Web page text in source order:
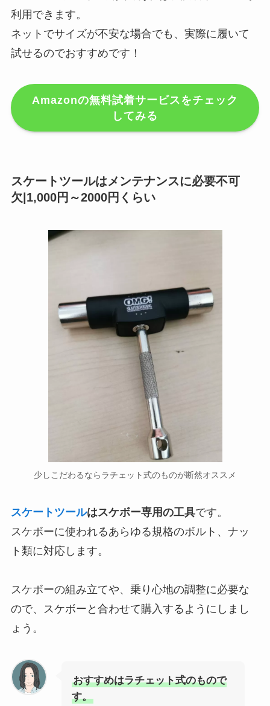
利用できます。
ネットでサイズが不安な場合でも、実際に履いて
試せるのでおすすめです！
Amazonの無料試着サービスをチェック
してみる
スケートツールはメンテナンスに必要不可
欠|1,000円～2000円くらい
少しこだわるならラチェット式のものが断然オススメ
スケートツールはスケボー専用の工具です。
スケボーに使われるあらゆる規格のボルト、ナッ
ト類に対応します。
スケボーの組み立てや、乗り心地の調整に必要な
ので、スケボーと合わせて購入するようにしまし
ょう。
おすすめはラチェット式のもので
す。